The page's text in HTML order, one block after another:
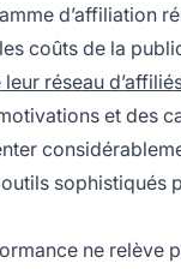
d’affiliation
coûts de la
leur réseau
et des
sophistiqués
ne relève